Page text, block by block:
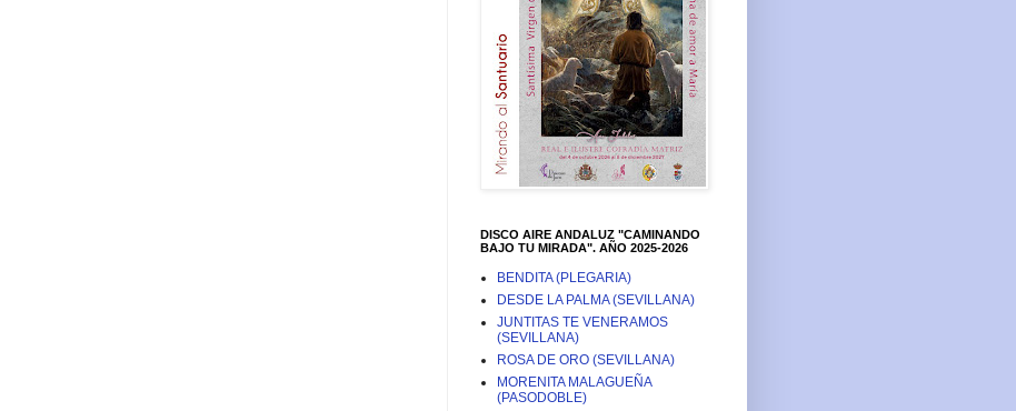
DISCO AIRE ANDALUZ "CAMINANDO
BAJO TU MIRADA". AÑO 2025-2026
BENDITA (PLEGARIA)
DESDE LA PALMA (SEVILLANA)
JUNTITAS TE VENERAMOS
(SEVILLANA)
ROSA DE ORO (SEVILLANA)
MORENITA MALAGUEÑA
(PASODOBLE)